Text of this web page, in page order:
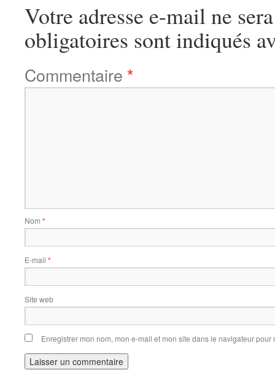
Votre adresse e-mail ne
obligatoires sont indiqués
Commentaire *
Nom *
E-mail *
Site web
Enregistrer mon nom, mon e-mail et mon site dans le navigateur